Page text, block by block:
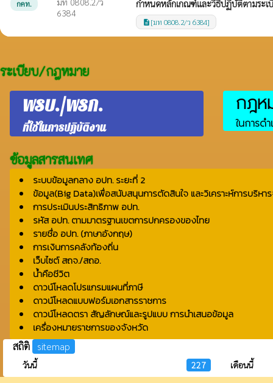
กคท.
6384
กำหนดหลักเกณฑ์และวิธีปฏิบัติตามระเ
description [มท 0808.2/ว 6384]
ระเบียบ/กฎหมาย
พรบ./พรก.
ที่ใช้ในการปฏิบัติงาน
กฎห
ในการด
ข้อมูลสารสนเทศ
ระบบข้อมูลกลาง อปท. ระยะที่ 2
ข้อมูล(Big Data)เพื่อสนับสนุนการตัดสินใจ และวิเคราะห์การบริห
การประเมินประสิทธิภาพ อปท.
รหัส อปท. ตามมาตรฐานเขตการปกครองของไทย
รายชื่อ อปท. (ภาษาอังกฤษ)
การเงินการคลังท้องถิ่น
เว็บไซต์ สถจ./สถอ.
น้ำคือชีวิต
ดาวน์โหลดโปรแกรมแผนที่ภาษี
ดาวน์โหลดแบบฟอร์มเอกสารราชการ
ดาวน์โหลดตรา สัญลักษณ์และรูปแบบ การนำเสนอข้อมูล
เครื่องหมายราชการของจังหวัด
สถิติ sitemap
วันนี้ 227 เดือนนี้